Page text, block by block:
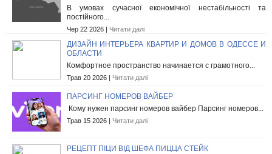
В умовах сучасної економічної нестабільності та
постійного...
Чер 22 2026 | Читати далі
ДИЗАЙН ИНТЕРЬЕРА КВАРТИР И ДОМОВ В ОДЕССЕ И
ОБЛАСТИ
Комфортное пространство начинается с грамотного...
Трав 20 2026 | Читати далі
ПАРСИНГ НОМЕРОВ ВАЙБЕР
Кому нужен парсинг номеров вайбер Парсинг номеров...
Трав 15 2026 | Читати далі
РЕЦЕПТ ПІЦИ ВІД ШЕФА ПИЦЦА СТЕЙК